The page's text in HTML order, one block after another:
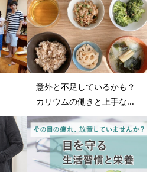
意外と不足しているかも？
カリウムの働きと上手な...